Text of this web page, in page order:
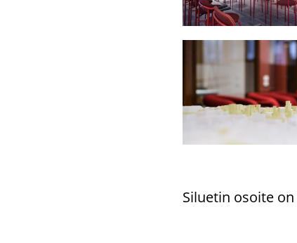
Si­lue­tin osoi­te